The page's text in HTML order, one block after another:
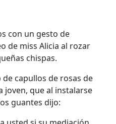
con un gesto de
de miss Alicia al rozar
chispas.
capullos de rosas de
joven, que al instalarse
guantes dijo: